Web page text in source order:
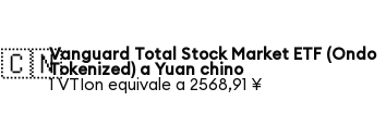
🇨🇳Vanguard Total Stock Market ETF (Ondo
Tokenized) a Yuan chino
1 VTIon equivale a 2568,91 ¥